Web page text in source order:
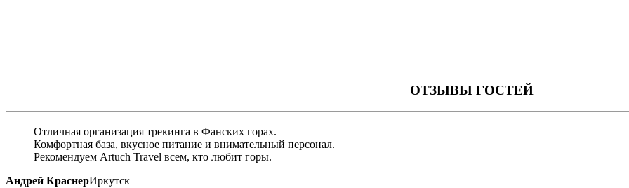
ОТЗЫВЫ ГОСТЕЙ
Отличная организация трекинга в Фанских горах.
Комфортная база, вкусное питание и внимательный персонал.
Рекомендуем Artuch Travel всем, кто любит горы.
Андрей КраснерИркутск